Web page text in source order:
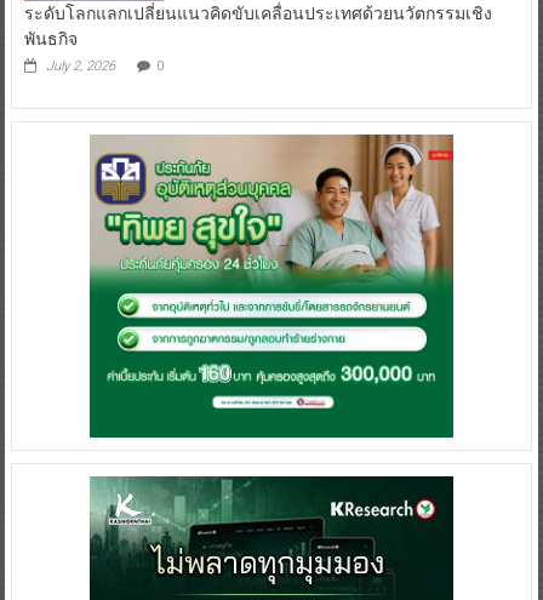
ระดับโลกแลกเปลี่ยนแนวคิดขับเคลื่อนประเทศด้วยนวัตกรรมเชิง
พันธกิจ
July 2, 2026 0